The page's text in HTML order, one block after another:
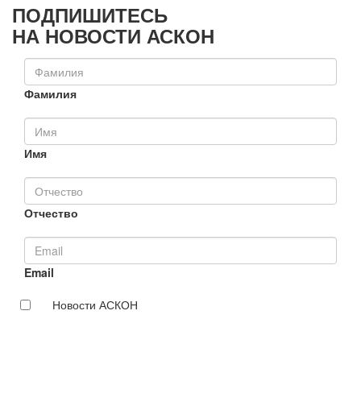
ПОДПИШИТЕСЬ
НА НОВОСТИ АСКОН
Фамилия
Имя
Отчество
Email
Новости АСКОН